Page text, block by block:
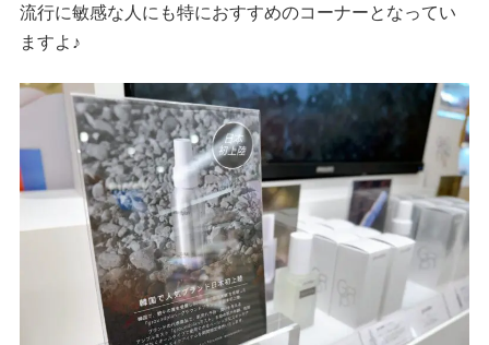
流行に敏感な人にも特におすすめのコーナーとなってい
ますよ♪